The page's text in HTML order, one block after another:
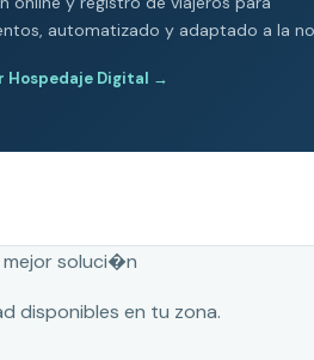
automatizado y adaptado a la
Hospedaje Digital →
mejor soluci�n
disponibles en tu zona.